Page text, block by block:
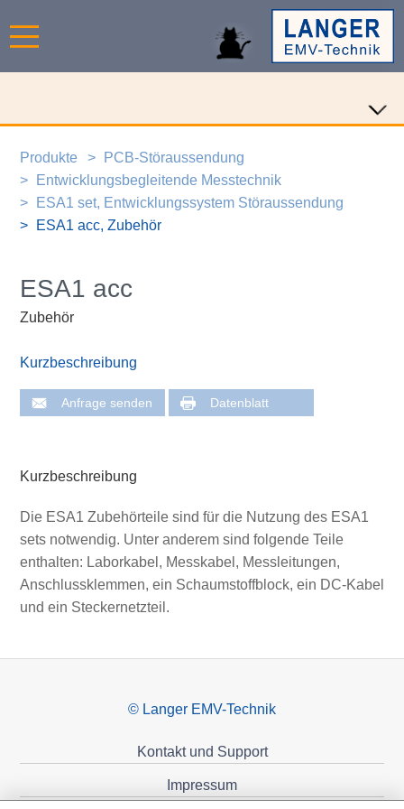
Produkte
PCB-Störaussendung
Entwicklungsbegleitende Messtechnik
ESA1 set, Entwicklungssystem Störaussendung
ESA1 acc, Zubehör
ESA1 acc
Zubehör
Kurzbeschreibung
Anfrage senden Datenblatt
Kurzbeschreibung
Die ESA1 Zubehörteile sind für die Nutzung des ESA1
sets notwendig. Unter anderem sind folgende Teile
enthalten: Laborkabel, Messkabel, Messleitungen,
Anschlussklemmen, ein Schaumstoffblock, ein DC-Kabel
und ein Steckernetzteil.
© Langer EMV-Technik
Kontakt und Support
Impressum